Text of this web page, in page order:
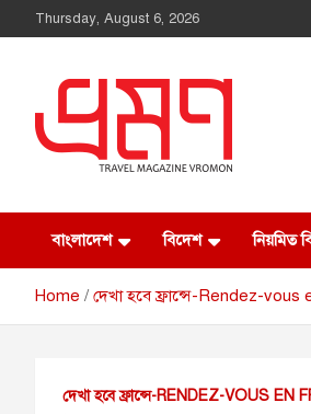
Thursday, August 6, 2026
Vromon
বাংলাদেশ বিদেশ নিয়মিত
Home দেখা হবে ফ্রান্সে-Rendez-vous
দেখা হবে ফ্রান্সে-RENDEZ-VOUS EN